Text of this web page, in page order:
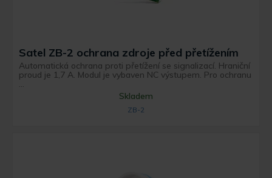
Satel ZB-2 ochrana zdroje před přetížením
Automatická ochrana proti přetížení se signalizací. Hraniční
proud je 1,7 A. Modul je vybaven NC výstupem. Pro ochranu
...
Skladem
ZB-2